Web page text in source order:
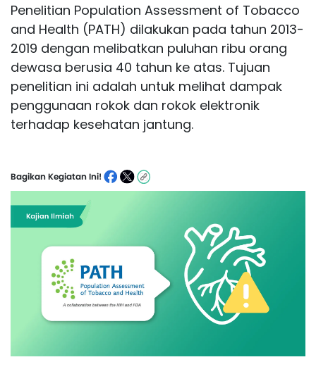
Penelitian Population Assessment of Tobacco
and Health (PATH) dilakukan pada tahun 2013-
2019 dengan melibatkan puluhan ribu orang
dewasa berusia 40 tahun ke atas. Tujuan
penelitian ini adalah untuk melihat dampak
penggunaan rokok dan rokok elektronik
terhadap kesehatan jantung.
Bagikan Kegiatan Ini!